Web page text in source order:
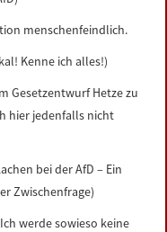
menschenfeindlich.
Kenne ich alles!)
Gesetzentwurf Hetze zu
hier jedenfalls nicht
bei der AfD – Ein
Zwischenfrage)
werde sowieso keine